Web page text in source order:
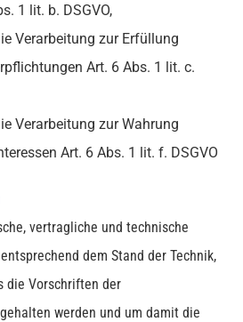
1 lit. b. DSGVO,
Verarbeitung zur Erfüllung
Art. 6 Abs. 1 lit. c.
Verarbeitung zur Wahrung
Art. 6 Abs. 1 lit. f. DSGVO
vertragliche und technische
dem Stand der Technik,
die Vorschriften der
werden und um damit die